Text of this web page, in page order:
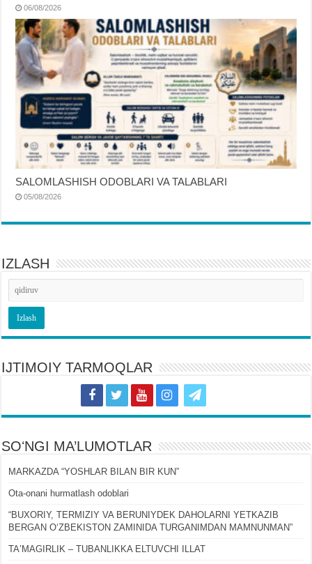
06/08/2026
SALOMLASHISH ODOBLARI VA TALABLARI
05/08/2026
IZLASH
IJTIMOIY TARMOQLAR
SOʻNGI MA’LUMOTLAR
MARKAZDA “YOSHLAR BILAN BIR KUN”
Ota-onani hurmatlash odoblari
“BUXORIY, TERMIZIY VA BERUNIYDEK DAHOLARNI YETKAZIB
BERGAN OʻZBEKISTON ZAMINIDA TURGANIMDAN MAMNUNMAN”
TAʼMAGIRLIK – TUBANLIKKA ELTUVCHI ILLAT